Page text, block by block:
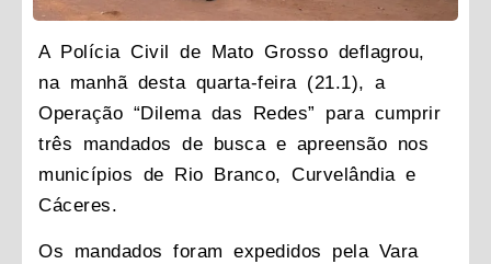
A Polícia Civil de Mato Grosso deflagrou,
na manhã desta quarta-feira (21.1), a
Operação “Dilema das Redes” para cumprir
três mandados de busca e apreensão nos
municípios de Rio Branco, Curvelândia e
Cáceres.
Os mandados foram expedidos pela Vara